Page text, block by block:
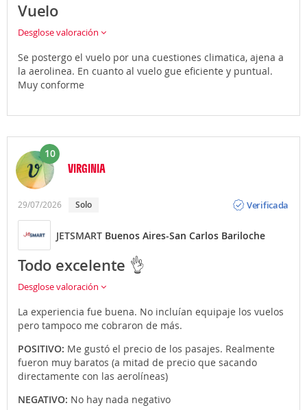
Vuelo
Desglose valoración
Se postergo el vuelo por una cuestiones climatica, ajena a
la aerolinea. En cuanto al vuelo gue eficiente y puntual.
Muy conforme
10
VIRGINIA
29/07/2026 Solo
Verificada
JETSMART Buenos Aires-San Carlos Bariloche
Todo excelente 👌
Desglose valoración
La experiencia fue buena. No incluían equipaje los vuelos
pero tampoco me cobraron de más.
POSITIVO: Me gustó el precio de los pasajes. Realmente
fueron muy baratos (a mitad de precio que sacando
directamente con las aerolíneas)
NEGATIVO: No hay nada negativo